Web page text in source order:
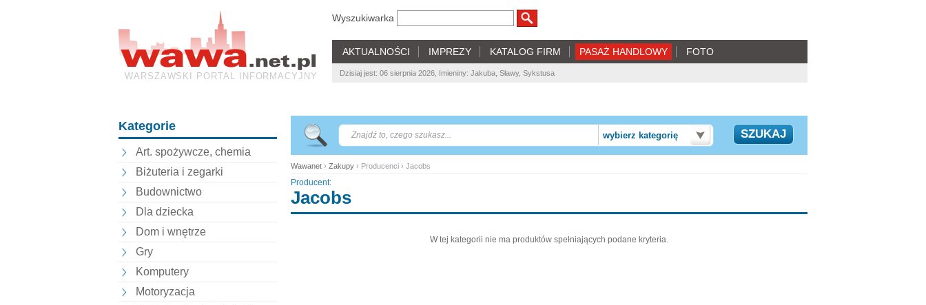
WARSZAWSKI PORTAL INFORMACYJNY
Wyszukiwarka
AKTUALNOŚCI IMPREZY KATALOG FIRM PASAŻ HANDLOWY FOTO
Dzisiaj jest: 06 sierpnia 2026, Imieniny: Jakuba, Sławy, Sykstusa
Kategorie
Art. spożywcze, chemia
Biżuteria i zegarki
Budownictwo
Dla dziecka
Dom i wnętrze
Gry
Komputery
Motoryzacja
wybierz kategorię
Wawanet › Zakupy › Producenci › Jacobs
Producent:
Jacobs
W tej kategorii nie ma produktów spełniających podane kryteria.